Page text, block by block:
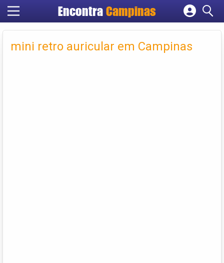
Encontra Campinas
Cadastrar empresa
Criar conta
mini retro auricular em Campinas